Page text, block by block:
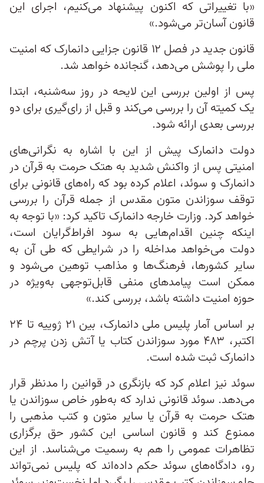
«با تغییراتی که اکنون پیشنهاد می‌کنیم، اجرای این
قانون آسان‌تر می‌شود.»
قانون جدید در فصل ۱۲ قانون جزایی دانمارک که امنیت
ملی را پوشش می‌دهد، گنجانده خواهد شد.
پس از اولین بررسی این لایحه در روز سه‌شنبه، ابتدا
یک کمیته آن را بررسی می‌کند و قبل از رای‌گیری برای دو
بررسی بعدی ارائه شود.
دولت دانمارک پیش از این با اشاره به نگرانی‌های
امنیتی پس از واکنش شدید به هتک حرمت به قرآن در
دانمارک و سوئد، اعلام کرده بود که راه‌های قانونی برای
توقف سوزاندن متون مقدس از جمله قرآن را بررسی
خواهد کرد. وزارت خارجه دانمارک تاکید کرد: «با توجه به
اینکه چنین اقدام‌هایی به سود افراط‌‌‌گرایان است،
دولت می‌خواهد مداخله را در شرایطی که طی آن به
سایر کشورها، فرهنگ‌ها و مذاهب توهین می‌شود و
ممکن است پیامدهای منفی قابل‌توجهی به‌ویژه در
حوزه امنیت داشته باشد، بررسی کند.»
بر اساس آمار پلیس ملی دانمارک، بین ۲۱ ژوییه تا ۲۴
اکتبر، ۴۸۳ مورد سوزاندن کتاب یا آتش زدن پرچم در
دانمارک ثبت شده است.
سوئد نیز اعلام کرد که بازنگری در قوانین را مدنظر قرار
می‌دهد. سوئد قانونی ندارد که به‌طور خاص سوزاندن یا
هتک حرمت به قرآن یا سایر متون و کتب مذهبی را
ممنوع کند و قانون اساسی این کشور حق برگزاری
تظاهرات عمومی را هم به رسمیت می‌شناسد. از این‌
رو، دادگاه‌های سوئد حکم داده‌اند که پلیس نمی‌تواند